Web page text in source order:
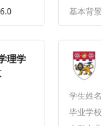
基本背景
理学
学生姓名
毕业学校